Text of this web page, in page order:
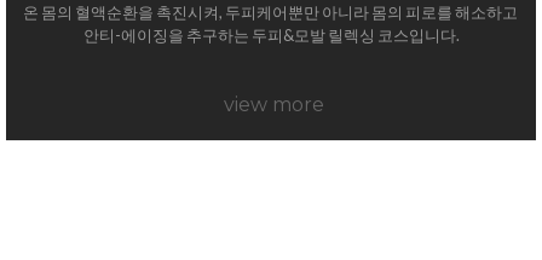
온 몸의 혈액순환을 촉진시켜, 두피케어뿐만 아니라 몸의 피로를 해소하고
안티-에이징을 추구하는 두피&모발 릴렉싱 코스입니다.
view more